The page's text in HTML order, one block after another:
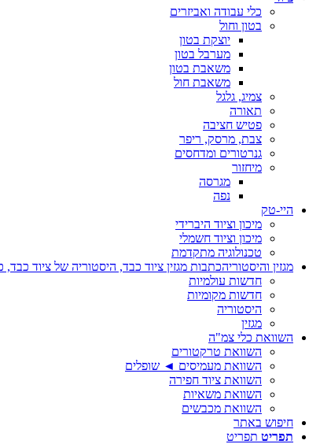
כלי עבודה ואביזרים
בטון וחול
יוצקת בטון
מערבל בטון
משאבת בטון
משאבת חול
צמיג, גלגל
תאורה
פטיש חציבה
צבת, מרסק, ריפר
גנרטורים ומדחסים
מיחזור
מגרסה
נפה
היי-טק
מיכון וציוד היברידי
מיכון וציוד חשמלי
טכנולוגיה מתקדמת
מגזין והיסטוריהכתבות מגזין ציוד כבד, היסטוריה של ציוד
חדשות עולמיות
חדשות מקומיות
היסטוריה
מגזין
השוואת כלי צמ"ה
השוואת טרקטורים
השוואת מעמיסים ◄ שופלים
השוואת ציוד חפירה
השוואת משאיות
השוואת מכבשים
חיפוש באתר
תפריט תפריט